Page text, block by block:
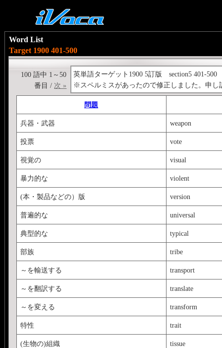
Word List
Target 1900 401-500
英単語ターゲット1900 5訂版 section5 401-500
※スペルミスがあったので修正しました。申し
100 語中 1～50
番目 / 次 »
問題
兵器・武器 weapon
投票 vote
視覚の visual
暴力的な violent
(本・製品などの）版 version
普遍的な universal
典型的な typical
部族 tribe
～を輸送する transport
～を翻訳する translate
～を変える transform
特性 trait
(生物の)組織 tissue